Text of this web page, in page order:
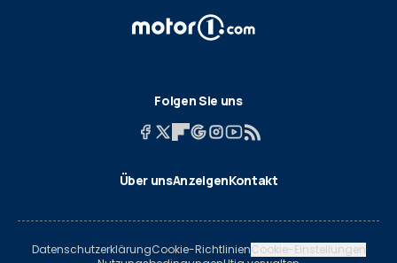
Folgen Sie uns
Über unsAnzeigenKontakt
DatenschutzerklärungCookie-RichtlinienCookie-Einstellungen